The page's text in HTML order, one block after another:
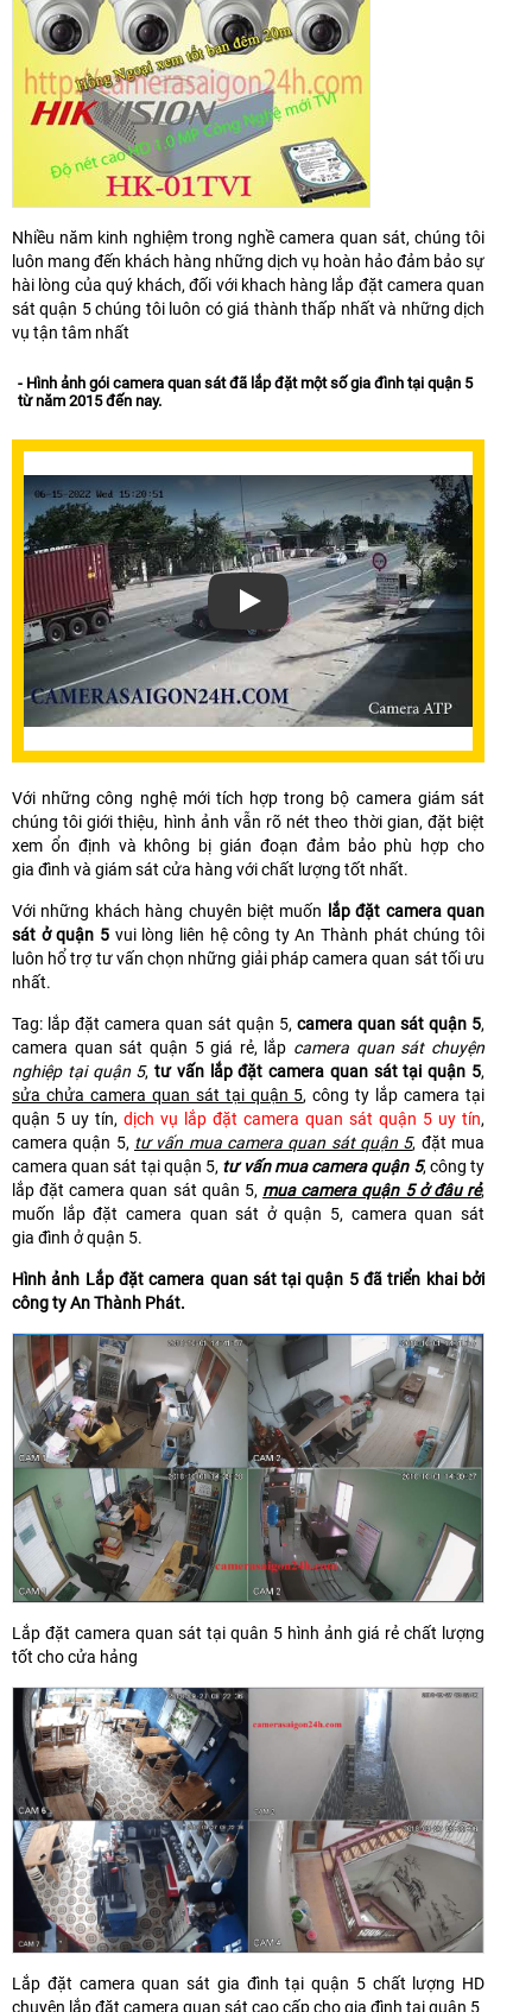
Nhiều năm kinh nghiệm trong nghề camera quan sát, chúng tôi
luôn mang đến khách hàng những dịch vụ hoàn hảo đảm bảo sự
hài lòng của quý khách, đối với khach hàng lắp đặt camera quan
sát quận 5 chúng tôi luôn có giá thành thấp nhất và những dịch
vụ tận tâm nhất
- Hình ảnh gói camera quan sát đã lắp đặt một số gia đình tại quận 5
từ năm 2015 đến nay.
Với những công nghệ mới tích hợp trong bộ camera giám sát
chúng tôi giới thiệu, hình ảnh vẫn rõ nét theo thời gian, đặt biệt
xem ổn định và không bị gián đoạn đảm bảo phù hợp cho
gia đình và giám sát cửa hàng với chất lượng tốt nhất.
Với những khách hàng chuyên biệt muốn lắp đặt camera quan
sát ở quận 5vui lòng liên hệ công ty An Thành phát chúng tôi
luôn hổ trợ tư vấn chọn những giải pháp camera quan sát tối ưu
nhất.
Tag: lắp đặt camera quan sát quận 5, camera quan sát quận 5,
camera quan sát quận 5 giá rẻ, lắp camera quan sát chuyện
nghiệp tại quận 5,tư vấn lắp đặt camera quan sát tại quận 5,
sửa chửa camera quan sát tại quận 5, công ty lắp camera tại
quận 5 uy tín, dịch vụ lắp đặt camera quan sát quận 5 uy tín,
camera quận 5, tư vấn mua camera quan sát quận 5, đặt mua
camera quan sát tại quận 5, tư vấn mua camera quận 5, công ty
lắp đặt camera quan sát quân 5, mua camera quận 5 ở đâu rẻ,
muốn lắp đặt camera quan sát ở quận 5, camera quan sát
gia đình ở quận 5.
Hình ảnh Lắp đặt camera quan sát tại quận 5 đã triển khai bởi
công ty An Thành Phát.
Lắp đặt camera quan sát tại quân 5 hình ảnh giá rẻ chất lượng
tốt cho cửa hảng
Lắp đặt camera quan sát gia đình tại quận 5 chất lượng HD
chuyên lắp đặt camera quan sát cao cấp cho gia đình tại quận 5